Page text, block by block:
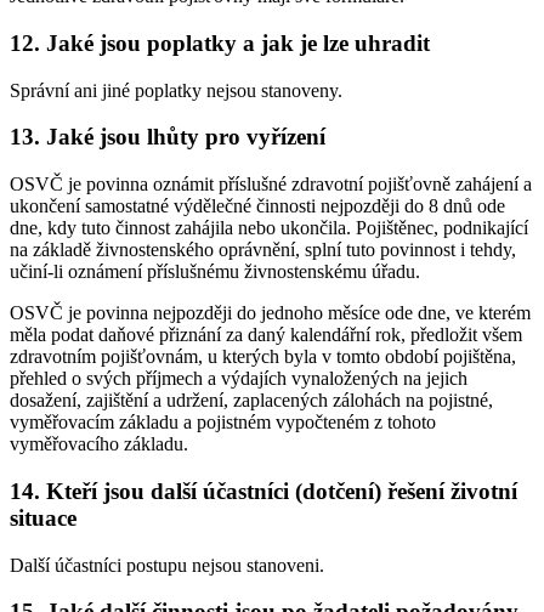
12. Jaké jsou poplatky a jak je lze uhradit
Správní ani jiné poplatky nejsou stanoveny.
13. Jaké jsou lhůty pro vyřízení
OSVČ je povinna oznámit příslušné zdravotní pojišťovně zahájení a
ukončení samostatné výdělečné činnosti nejpozději do 8 dnů ode
dne, kdy tuto činnost zahájila nebo ukončila. Pojištěnec, podnikající
na základě živnostenského oprávnění, splní tuto povinnost i tehdy,
učiní-li oznámení příslušnému živnostenskému úřadu.
OSVČ je povinna nejpozději do jednoho měsíce ode dne, ve kterém
měla podat daňové přiznání za daný kalendářní rok, předložit všem
zdravotním pojišťovnám, u kterých byla v tomto období pojištěna,
přehled o svých příjmech a výdajích vynaložených na jejich
dosažení, zajištění a udržení, zaplacených zálohách na pojistné,
vyměřovacím základu a pojistném vypočteném z tohoto
vyměřovacího základu.
14. Kteří jsou další účastníci (dotčení) řešení životní
situace
Další účastníci postupu nejsou stanoveni.